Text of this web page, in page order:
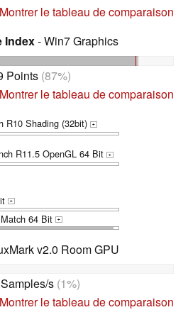
le tableau de comparaison
Index- Win7 Graphics
Points(87%)
le tableau de comparaison
R10 Shading (32bit) +
R11.5 OpenGL 64 Bit +
+
64 Bit +
v2.0 Room GPU
s(1%)
le tableau de comparaison